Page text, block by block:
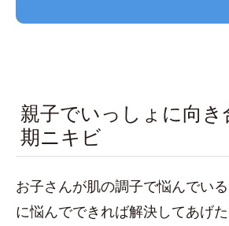
親子でいっしょに向き
期ニキビ
お子さんが肌の調子で悩んでい
に悩んでできれば解決してあげ